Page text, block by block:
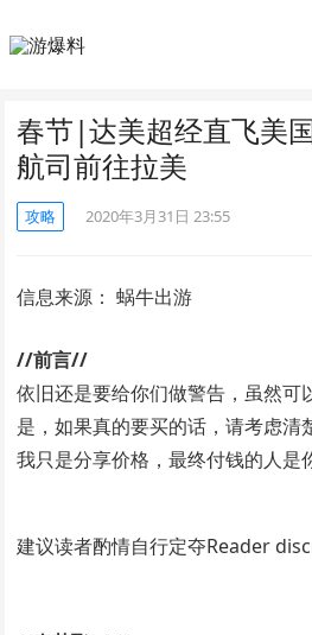
春节|达美超经直飞美
航司前往拉美
攻略 2020年3月31日 23:55
信息来源： 蜗牛出游
//前言//
依旧还是要给你们做警告，虽然可
是，如果真的要买的话，请考虑清
我只是分享价格，最终付钱的人是
建议读者酌情自行定夺Reader